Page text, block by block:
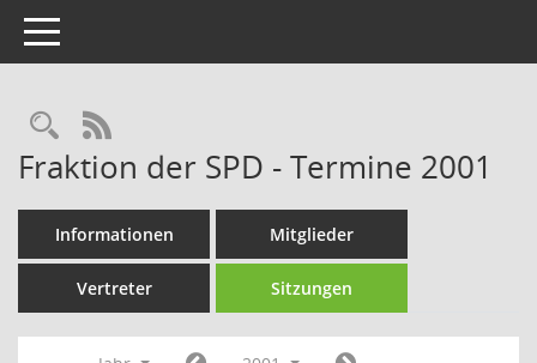
Toggle navigation
Rechercheauswahl
RSS-Feed
Fraktion der SPD - Termine 2001
Informationen Mitglieder
Vertreter Sitzungen